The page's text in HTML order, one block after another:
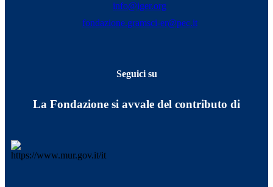
info@iger.org
fondazione.gramsci-er@pec.it
Seguici su
La Fondazione si avvale del contributo di